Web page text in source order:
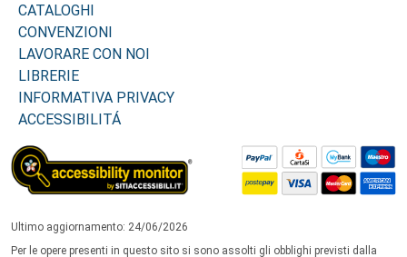
CATALOGHI
CONVENZIONI
LAVORARE CON NOI
LIBRERIE
INFORMATIVA PRIVACY
ACCESSIBILITÁ
Ultimo aggiornamento: 24/06/2026
Per le opere presenti in questo sito si sono assolti gli obblighi previsti dalla